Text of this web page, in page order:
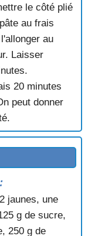
le côté plié
au frais
au
Laisser
20 minutes
peut donner
jaunes, une
g de sucre,
250 g de